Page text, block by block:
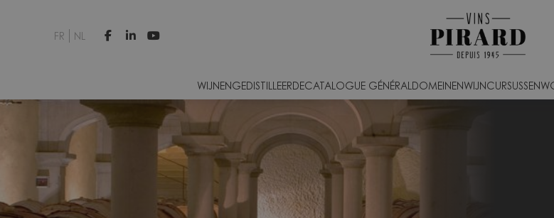
FR NL   
WIJNENGEDISTILLEERDECATALOGUE GÉNÉRAL DOMEINENWIJNCURSUSSEN